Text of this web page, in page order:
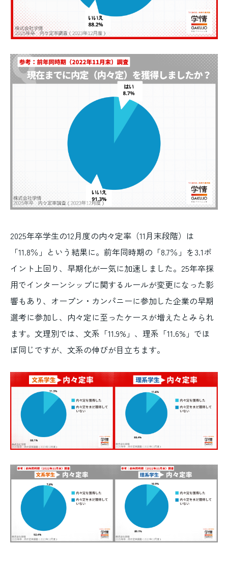
2025年卒学生の12月度の内々定率（11月末段階）は
「11.8％」という結果に。前年同時期の「8.7％」を3.1ポ
イント上回り、早期化が一気に加速しました。25年卒採
用でインターンシップに関するルールが変更になった影
響もあり、オープン・カンパニーに参加した企業の早期
選考に参加し、内々定に至ったケースが増えたとみられ
ます。文理別では、文系「11.9%」、理系「11.6%」でほ
ぼ同じですが、文系の伸びが目立ちます。